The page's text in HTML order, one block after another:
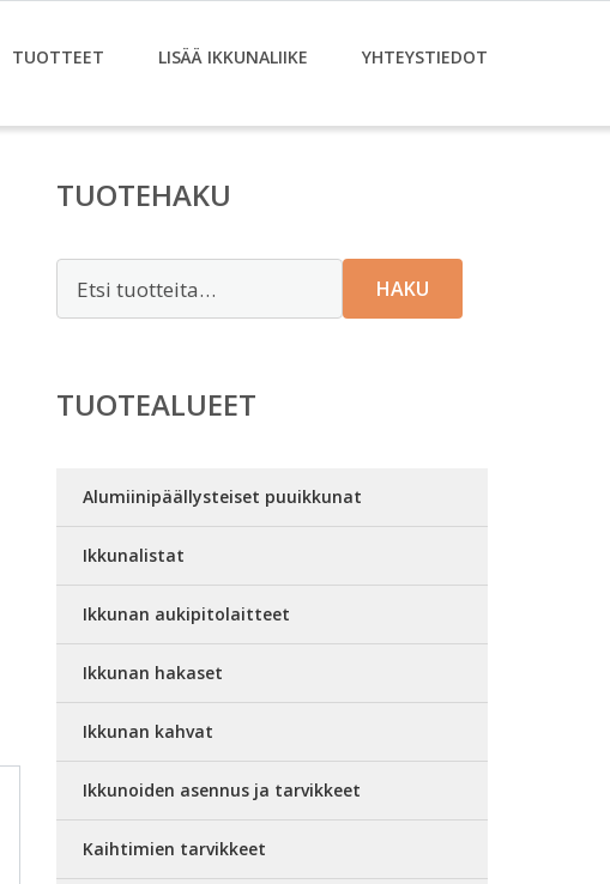
TUOTTEET LISÄÄ IKKUNALIIKE YHTEYSTIEDOT
TUOTEHAKU
HAKU
TUOTEALUEET
Alumiinipäällysteiset puuikkunat
Ikkunalistat
Ikkunan aukipitolaitteet
Ikkunan hakaset
Ikkunan kahvat
Ikkunoiden asennus ja tarvikkeet
Kaihtimien tarvikkeet